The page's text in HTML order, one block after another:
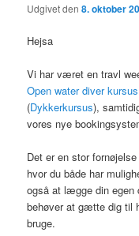
Udgivet den8. oktober
Hejsa
Vi har været en travl
Open water diver kursus
(Dykkerkursus),
vores nye
Det er en stor
hvor du både har
også at lægge din egen
behøver at gætte dig til
bruge.